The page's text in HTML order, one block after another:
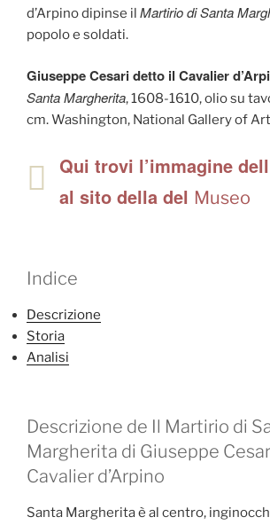
d’Arpino dipinse il Martirio di Santa
popolo e soldati.
Giuseppe Cesari detto il Cavalier
Santa Margherita, 1608-1610, olio su
cm. Washington, National Gallery of Art
Qui trovi l’immagine
al sito della del Museo
Indice
Descrizione
Storia
Analisi
Descrizione de Il Martirio di
Margherita di Giuseppe
Cavalier d’Arpino
Santa Margherita è al centro,